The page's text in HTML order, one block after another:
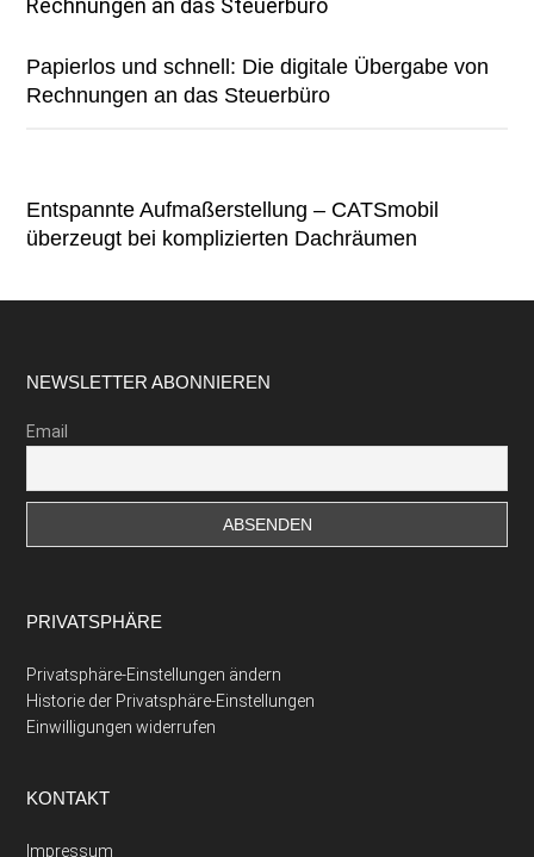
Papierlos und schnell: Die digitale Übergabe von
Rechnungen an das Steuerbüro
Entspannte Aufmaßerstellung – CATSmobil
überzeugt bei komplizierten Dachräumen
Footer
NEWSLETTER ABONNIEREN
Email
PRIVATSPHÄRE
Privatsphäre-Einstellungen ändern
Historie der Privatsphäre-Einstellungen
Einwilligungen widerrufen
KONTAKT
Impressum